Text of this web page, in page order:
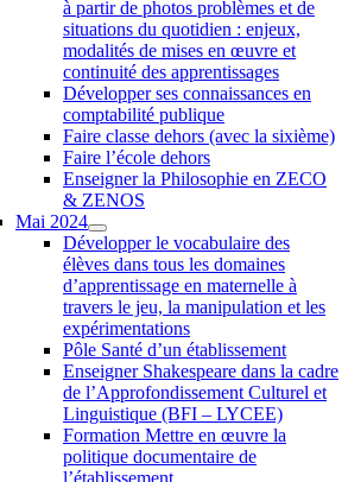
à partir de photos problèmes et de
situations du quotidien : enjeux,
modalités de mises en œuvre et
continuité des apprentissages
Développer ses connaissances en
comptabilité publique
Faire classe dehors (avec la sixième)
Faire l’école dehors
Enseigner la Philosophie en ZECO
& ZENOS
Mai 2024
Développer le vocabulaire des
élèves dans tous les domaines
d’apprentissage en maternelle à
travers le jeu, la manipulation et les
expérimentations
Pôle Santé d’un établissement
Enseigner Shakespeare dans la cadre
de l’Approfondissement Culturel et
Linguistique (BFI – LYCEE)
Formation Mettre en œuvre la
politique documentaire de
l’établissement